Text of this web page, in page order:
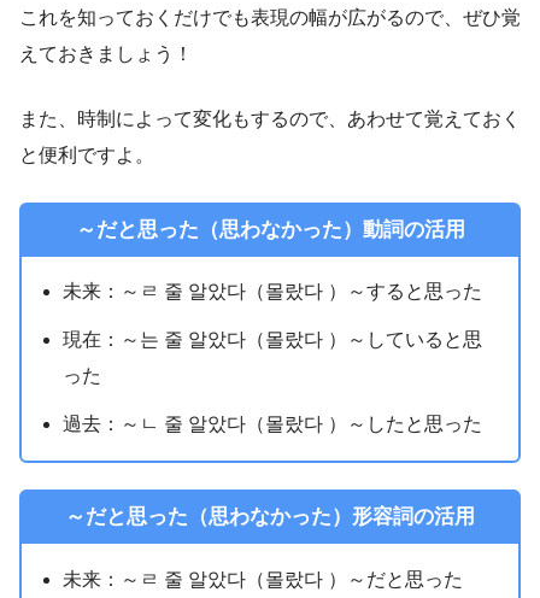
これを知っておくだけでも表現の幅が広がるので、ぜひ覚
えておきましょう！
また、時制によって変化もするので、あわせて覚えておく
と便利ですよ。
～だと思った（思わなかった）動詞の活用
未来：～ㄹ 줄 알았다（몰랐다 ）～すると思った
現在：～는 줄 알았다（몰랐다 ）～していると思
った
過去：～ㄴ 줄 알았다（몰랐다 ）～したと思った
～だと思った（思わなかった）形容詞の活用
未来：～ㄹ 줄 알았다（몰랐다 ）～だと思った